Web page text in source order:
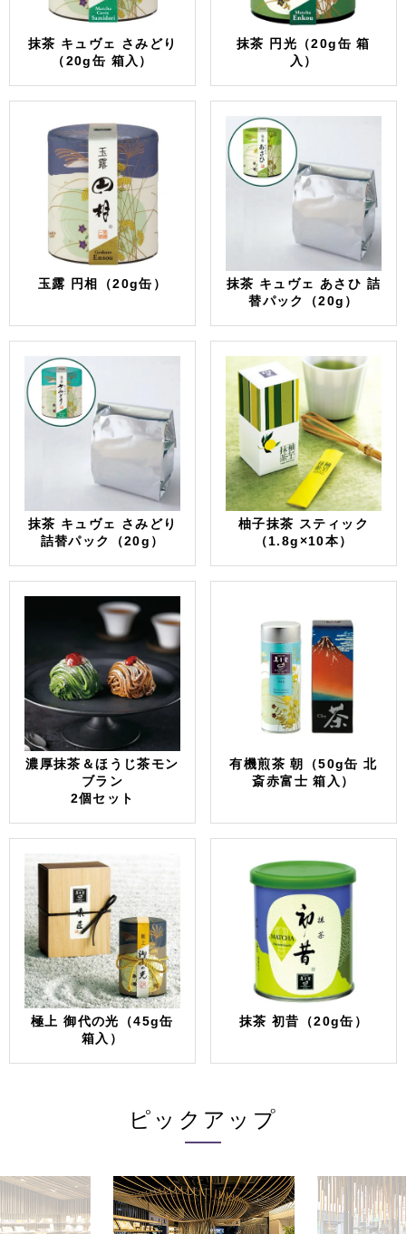
抹茶 キュヴェ さみどり
（20g缶 箱入）
抹茶 円光（20g缶 箱
入）
玉露 円相（20g缶）
抹茶 キュヴェ あさひ 詰
替パック（20g）
抹茶 キュヴェ さみどり
詰替パック（20g）
柚子抹茶 スティック
（1.8g×10本）
濃厚抹茶＆ほうじ茶モン
ブラン
2個セット
有機煎茶 朝（50g缶 北
斎赤富士 箱入）
極上 御代の光（45g缶
箱入）
抹茶 初昔（20g缶）
ピックアップ